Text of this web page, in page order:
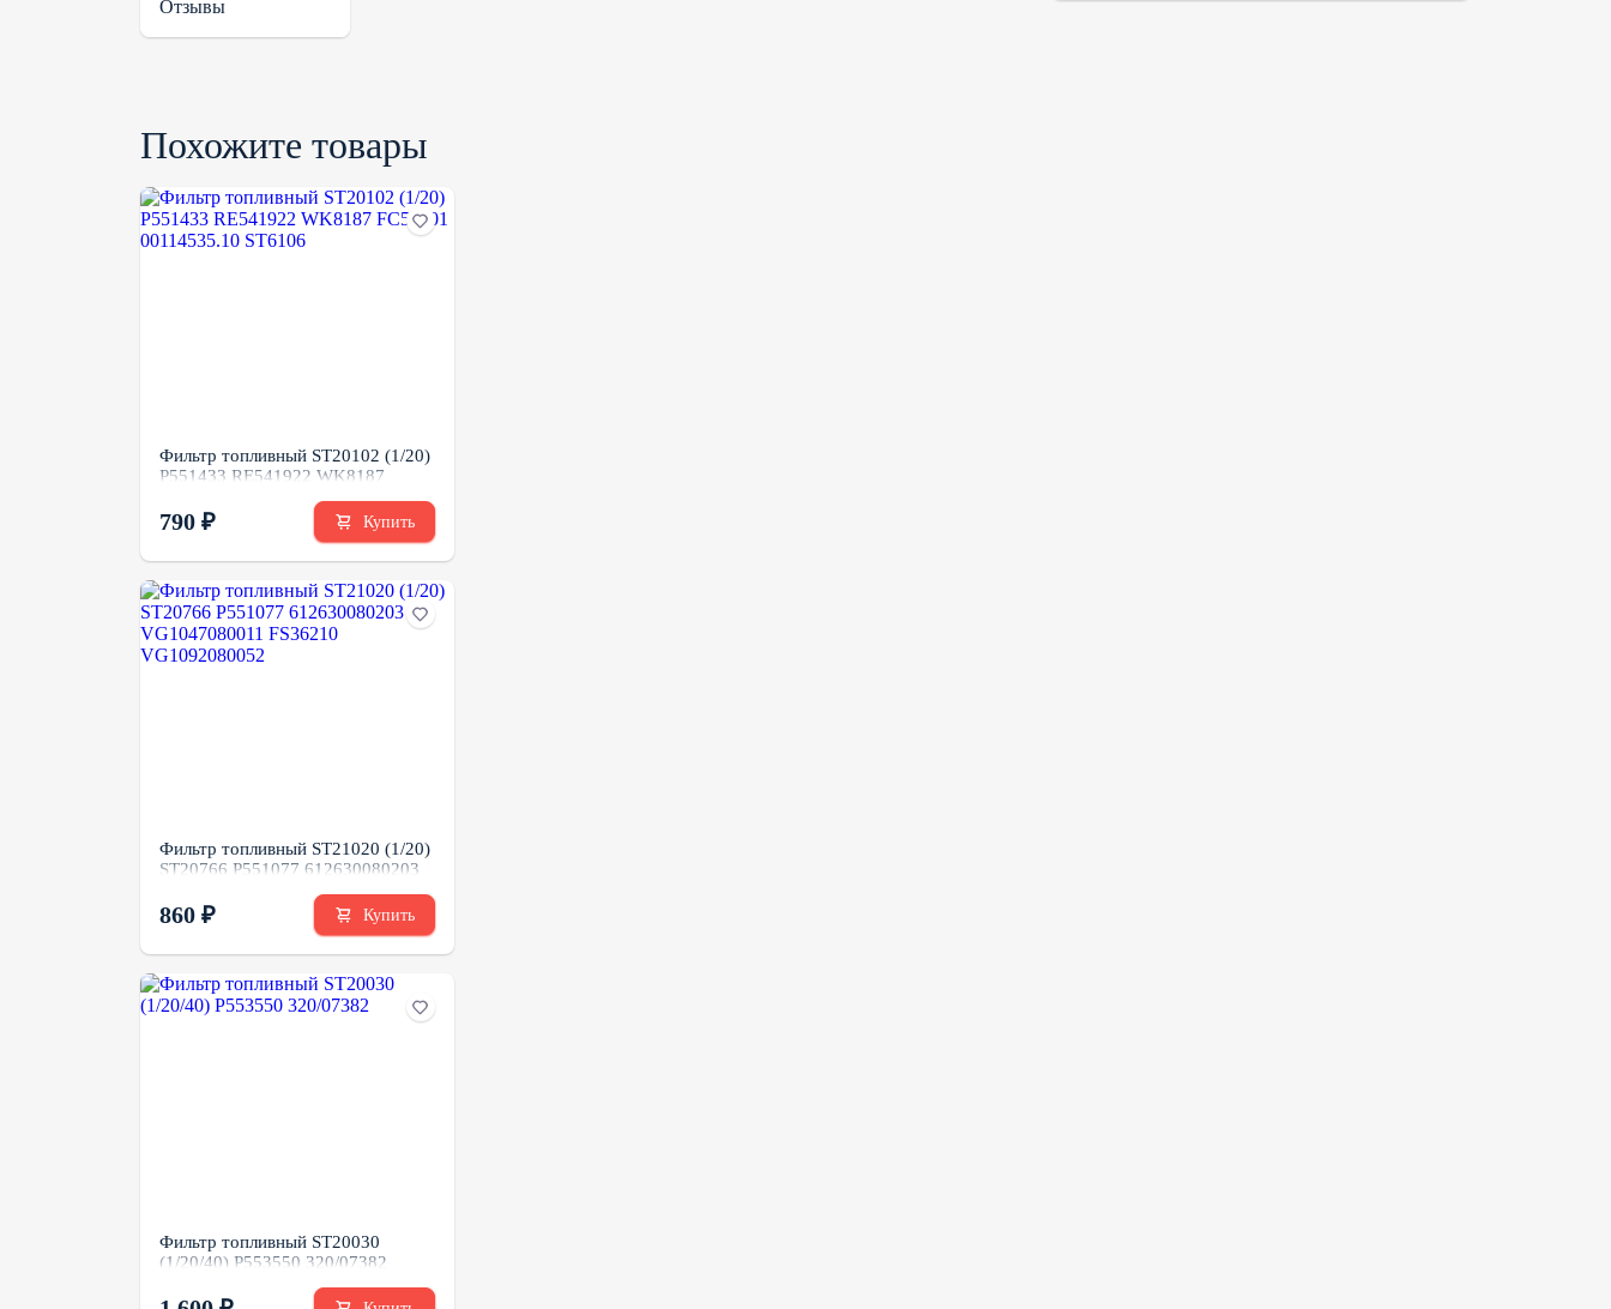
Отзывы
Похожите товары
Фильтр топливный ST20102 (1/20)
P551433 RE541922 WK8187
790 ₽ Купить
Фильтр топливный ST21020 (1/20)
ST20766 P551077 612630080203
VG1092080052
860 ₽ Купить
Фильтр топливный ST20030
(1/20/40) P553550 320/07382